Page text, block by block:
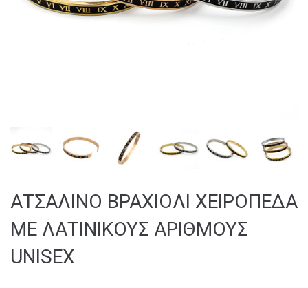
ΑΤΣΑΛΙΝΟ ΒΡΑΧΙΟΛΙ ΧΕΙΡΟΠΕΔΑ
ΜΕ ΛΑΤΙΝΙΚΟΥΣ ΑΡΙΘΜΟΥΣ
UNISEX